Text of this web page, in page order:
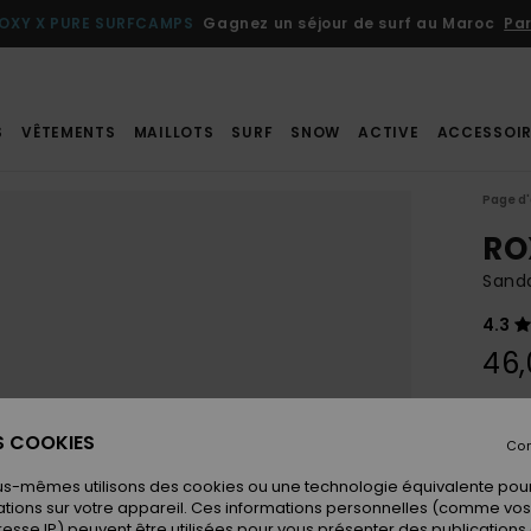
X PURE SURFCAMPS Gagnez un séjour de surf au Maroc
VÊTEMENTS MAILLOTS SURF SNOW ACTIVE
Page
4.3
COOKIES
mêmes utilisons des cookies ou une technologie équivalente
sur votre appareil. Ces informations personnelles (comme